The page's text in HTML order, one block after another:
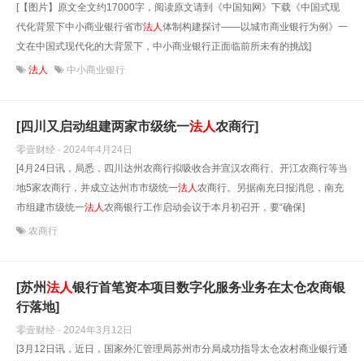
[【图片】原文全文约17000字，阅读原文请到《中国知网》下载《中国式现
代化背景下中小商业银行省市法人体制构建探讨——以城市商业银行为例》一
文在中国式现代化的大背景下，中小商业银行正面临前所未有的挑战]
法人 中小商业银行
[四川又启动组建两家市级统一法人农商行]
零壹财经 · 2024年4月24日
[4月24日讯，局悉，四川达州农商行拟吸收合并宣汉农商行、开江农商行等当
地5家农商行，并成立达州市市级统一法人农商行。另据南充日报消息，南充
市组建市级统一法人农商银行工作启动会议于本月初召开，要“确保]
农商行
[苏州法人银行首笔资本项目数字化服务业务在太仓农商银
行落地]
零壹财经 · 2024年3月12日
[3月12日讯，近日，国家外汇管理局苏州市分局成功指导太仓农村商业银行通